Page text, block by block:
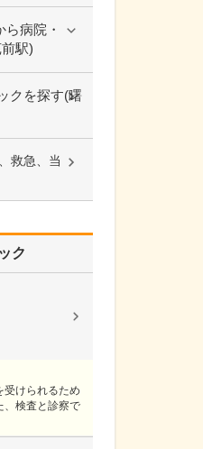
病院・
駅)
クを探す(曙
救急、当
ク
受けられるため
、検査と診察で